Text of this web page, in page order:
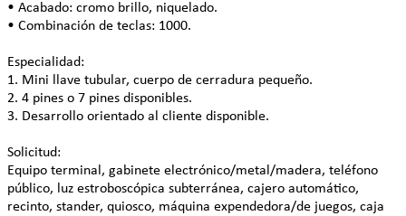
• Acabado: cromo brillo, niquelado.
• Combinación de teclas: 1000.
Especialidad:
1. Mini llave tubular, cuerpo de cerradura pequeño.
2. 4 pines o 7 pines disponibles.
3. Desarrollo orientado al cliente disponible.
Solicitud:
Equipo terminal, gabinete electrónico/metal/madera, teléfono
público, luz estroboscópica subterránea, cajero automático,
recinto, stander, quiosco, máquina expendedora/de juegos, caja